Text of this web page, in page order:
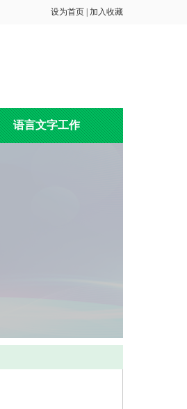
设为首页 加入收藏
语言文字工作